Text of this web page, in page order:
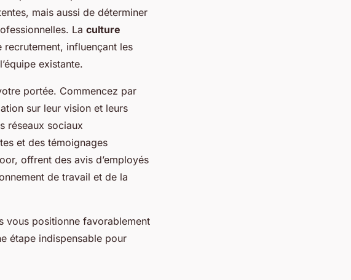
mais aussi de déterminer
La culture
influençant les
existante.
portée. Commencez par
sur leur vision et leurs
réseaux sociaux
et des témoignages
offrent des avis d’employés
de travail et de la
vous positionne favorablement
étape indispensable pour